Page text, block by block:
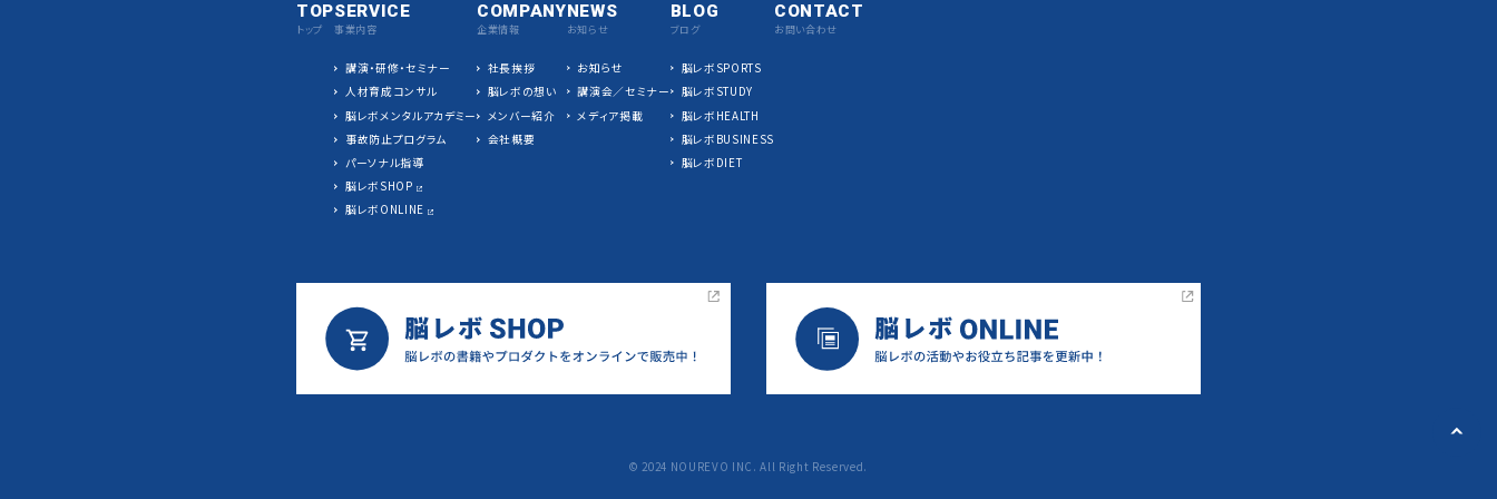
TOP
トップ
SERVICE
事業内容
講演・研修・セミナー
人材育成コンサル
脳レボメンタルアカデミー
事故防止プログラム
パーソナル指導
脳レボSHOP
脳レボONLINE
COMPANY
企業情報
社長挨拶
脳レボの想い
メンバー紹介
会社概要
NEWS
お知らせ
お知らせ
講演会／セミナー
メディア掲載
BLOG
ブログ
脳レボSPORTS
脳レボSTUDY
脳レボHEALTH
脳レボBUSINESS
脳レボDIET
CONTACT
お問い合わせ
©︎ 2024 NOUREVO INC. All Right Reserved.